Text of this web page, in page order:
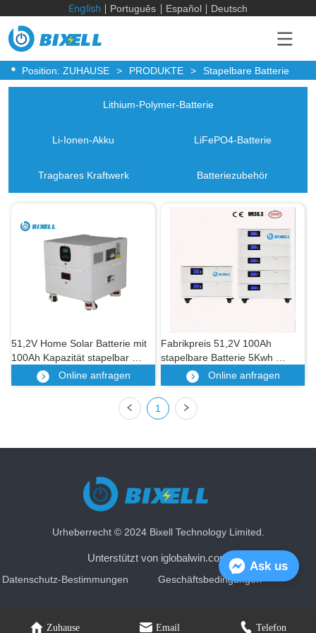
English Português Español Deutsch
Position: ZUHAUSE > PRODUKTE > Stapelbare Batterie
Lithium-Polymer-Batterie
Li-Ionen-Akku LiFePO4-Batterie
Tragbares Kraftwerk Batteriezubehör
51,2V Home Solar Batterie mit
100Ah Kapazität stapelbar
5kwh Whole House Backup
Power Lifepo4
Online anfragen
Fabrikpreis 51,2V 100Ah
stapelbare Batterie 5Kwh
Solarenergiespeicher LiFePO4
LFP Batterie für den
Heimgebrauch
Online anfragen
1
Urheberrecht © 2024 Bixell Technology Limited.
Unterstützt von iglobalwin.com
Datenschutz-Bestimmungen Geschäftsbedingungen
Zuhause Email Telefon
Ask us